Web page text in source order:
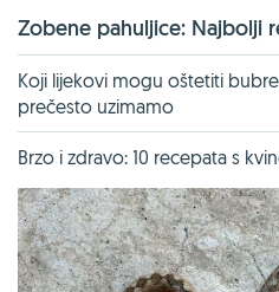
Zobene pahuljice: Najbolji
Koji lijekovi mogu oštetiti
prečesto uzimamo
Brzo i zdravo: 10 recepata s